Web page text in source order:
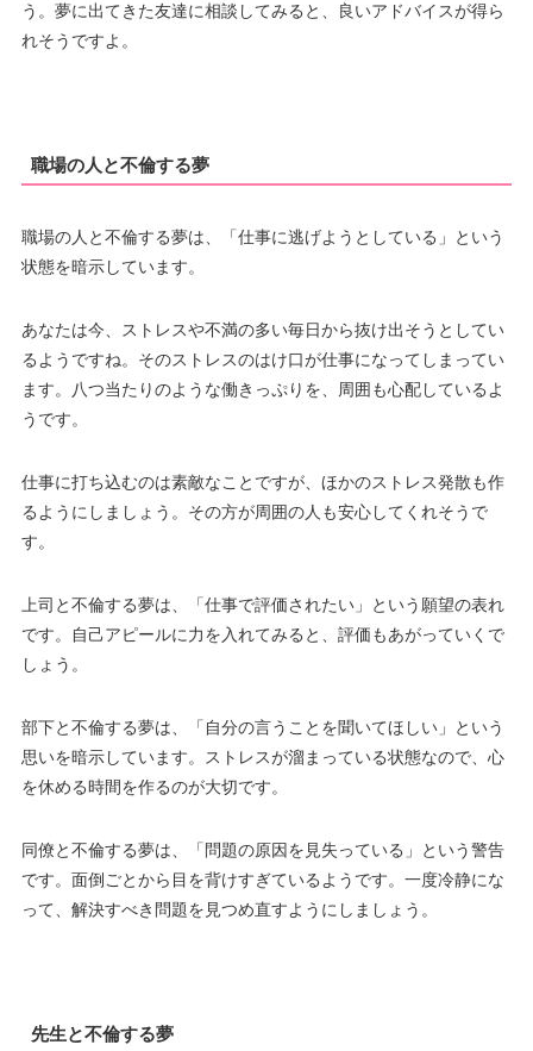
う。夢に出てきた友達に相談してみると、良いアドバイスが得ら
れそうですよ。
職場の人と不倫する夢
職場の人と不倫する夢は、「仕事に逃げようとしている」という
状態を暗示しています。
あなたは今、ストレスや不満の多い毎日から抜け出そうとしてい
るようですね。そのストレスのはけ口が仕事になってしまってい
ます。八つ当たりのような働きっぷりを、周囲も心配しているよ
うです。
仕事に打ち込むのは素敵なことですが、ほかのストレス発散も作
るようにしましょう。その方が周囲の人も安心してくれそうで
す。
上司と不倫する夢は、「仕事で評価されたい」という願望の表れ
です。自己アピールに力を入れてみると、評価もあがっていくで
しょう。
部下と不倫する夢は、「自分の言うことを聞いてほしい」という
思いを暗示しています。ストレスが溜まっている状態なので、心
を休める時間を作るのが大切です。
同僚と不倫する夢は、「問題の原因を見失っている」という警告
です。面倒ごとから目を背けすぎているようです。一度冷静にな
って、解決すべき問題を見つめ直すようにしましょう。
先生と不倫する夢